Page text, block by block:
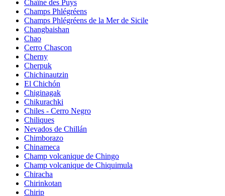
Chaîne des Puys
Champs Phlégréens
Champs Phlégréens de la Mer de Sicile
Changbaishan
Chao
Cerro Chascon
Cherny
Cherpuk
Chichinautzin
El Chichón
Chiginagak
Chikurachki
Chiles - Cerro Negro
Chiliques
Nevados de Chillán
Chimborazo
Chinameca
Champ volcanique de Chingo
Champ volcanique de Chiquimula
Chiracha
Chirinkotan
Chirip